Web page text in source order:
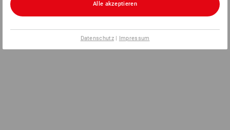
Alle akzeptieren
Datenschutz| Impressum